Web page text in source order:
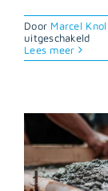
Door Marcel Knol
uitgeschakeldvoor
en
3
in
Lees meer